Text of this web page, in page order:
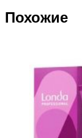
Похожие